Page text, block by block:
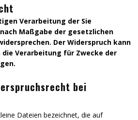
Verarbeitung der Sie
Maßgabe der gesetzlichen
Der Widerspruch kann
die Verarbeitung für Zwecke der
bei
Dateien bezeichnet, die auf